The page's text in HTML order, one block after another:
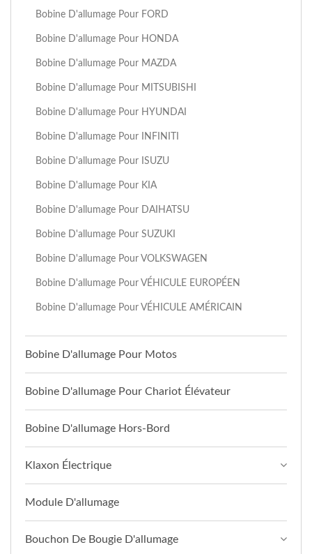
Bobine D'allumage Pour FORD
Bobine D'allumage Pour HONDA
Bobine D'allumage Pour MAZDA
Bobine D'allumage Pour MITSUBISHI
Bobine D'allumage Pour HYUNDAI
Bobine D'allumage Pour INFINITI
Bobine D'allumage Pour ISUZU
Bobine D'allumage Pour KIA
Bobine D'allumage Pour DAIHATSU
Bobine D'allumage Pour SUZUKI
Bobine D'allumage Pour VOLKSWAGEN
Bobine D'allumage Pour VÉHICULE EUROPÉEN
Bobine D'allumage Pour VÉHICULE AMÉRICAIN
Bobine D'allumage Pour Motos
Bobine D'allumage Pour Chariot Élévateur
Bobine D'allumage Hors-Bord
Klaxon Électrique
Module D'allumage
Bouchon De Bougie D'allumage